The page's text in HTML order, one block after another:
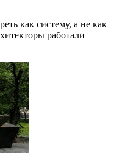
как систему, а не как
работали